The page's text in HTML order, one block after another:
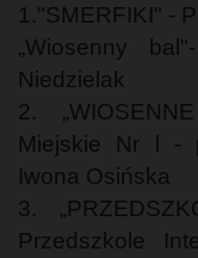
1."SMERFIKI" -
„Wiosenny
Niedzielak
2.
Miejskie Nr l -
Iwona Osińska
3.
Przedszkole